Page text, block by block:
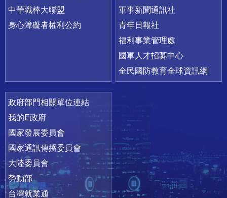
中華職棒大聯盟
身心障礙者權利公約
軍事新聞通訊社
青年日報社
福利事業管理處
國軍人才招募中心
全民國防教育全球資訊網
政府部門相關單位連結
我的E政府
國家發展委員會
國家通訊傳播委員會
大陸委員會
勞動部
台灣就業通